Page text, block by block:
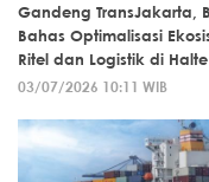
Gandeng TransJakarta,
Bahas Optimalisasi
Ritel dan Logistik di Halte
03/07/2026 10:11 WIB